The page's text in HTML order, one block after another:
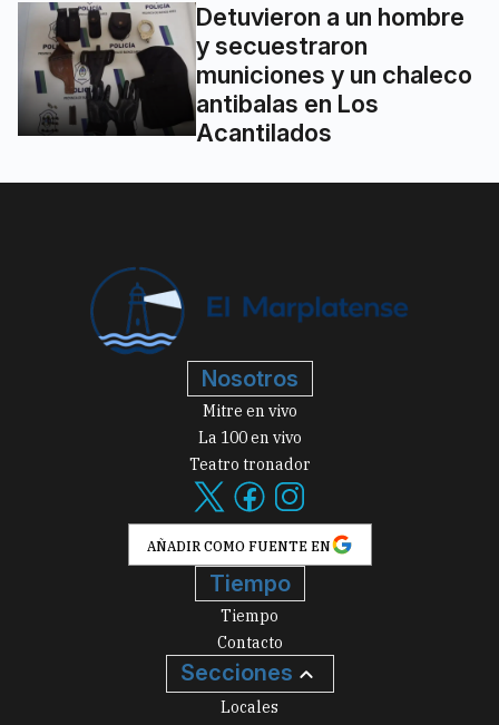
Detuvieron a un hombre
y secuestraron
municiones y un chaleco
antibalas en Los
Acantilados
Nosotros
Mitre en vivo
La 100 en vivo
Teatro tronador
AÑADIR COMO FUENTE EN
Tiempo
Tiempo
Contacto
Secciones
Locales